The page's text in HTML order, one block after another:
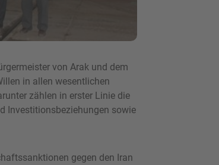
von Arak und dem
in allen wesentlichen
zählen in erster Linie die
Investitionsbeziehungen sowie
gegen den Iran